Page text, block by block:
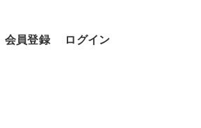
会員登録 ログイン